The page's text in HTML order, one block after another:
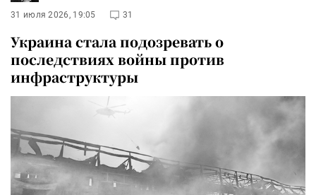
31 июля 2026, 19:05 31
Украина стала подозревать о
последствиях войны против
инфраструктуры